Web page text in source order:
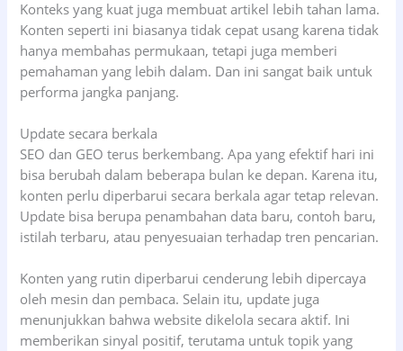
Konteks yang kuat juga membuat artikel lebih tahan lama.
Konten seperti ini biasanya tidak cepat usang karena tidak
hanya membahas permukaan, tetapi juga memberi
pemahaman yang lebih dalam. Dan ini sangat baik untuk
performa jangka panjang.
Update secara berkala
SEO dan GEO terus berkembang. Apa yang efektif hari ini
bisa berubah dalam beberapa bulan ke depan. Karena itu,
konten perlu diperbarui secara berkala agar tetap relevan.
Update bisa berupa penambahan data baru, contoh baru,
istilah terbaru, atau penyesuaian terhadap tren pencarian.
Konten yang rutin diperbarui cenderung lebih dipercaya
oleh mesin dan pembaca. Selain itu, update juga
menunjukkan bahwa website dikelola secara aktif. Ini
memberikan sinyal positif, terutama untuk topik yang